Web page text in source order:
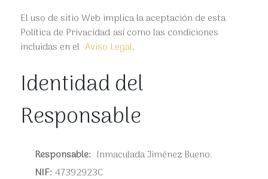
El uso de sitio Web implica la aceptación de esta
Política de Privacidad así como las condiciones
incluidas en el Aviso Legal.
Identidad del
Responsable
Responsable: Inmaculada Jiménez Bueno.
NIF:47392923C